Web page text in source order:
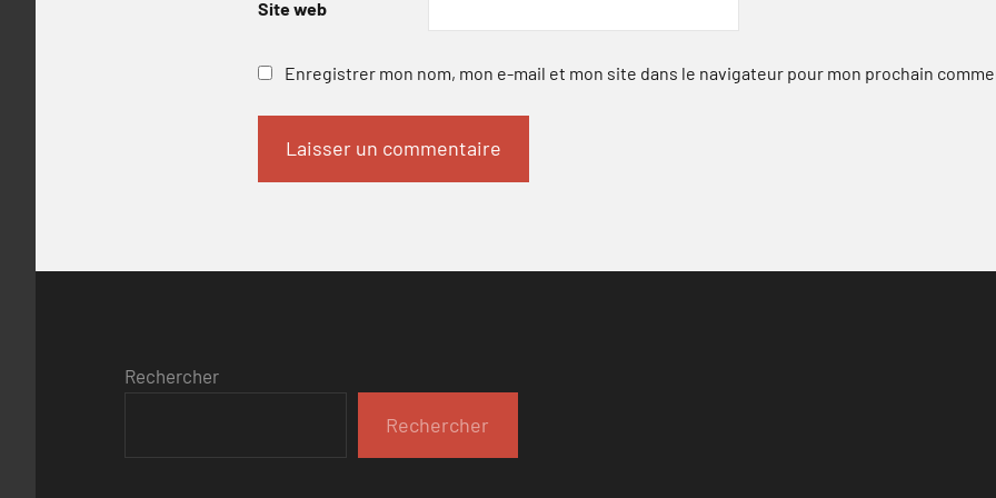
Site web
Enregistrer mon nom, mon e-mail et mon site dans le navigateur pour mon prochain
Rechercher
Rechercher